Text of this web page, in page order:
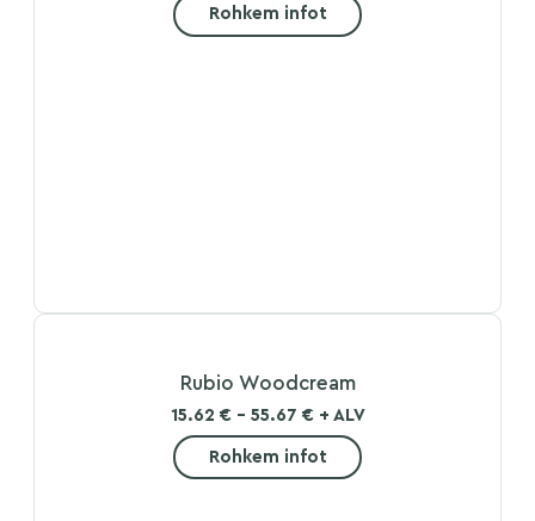
Rohkem infot
Rubio Woodcream
15.62 € - 55.67 € + ALV
Rohkem infot